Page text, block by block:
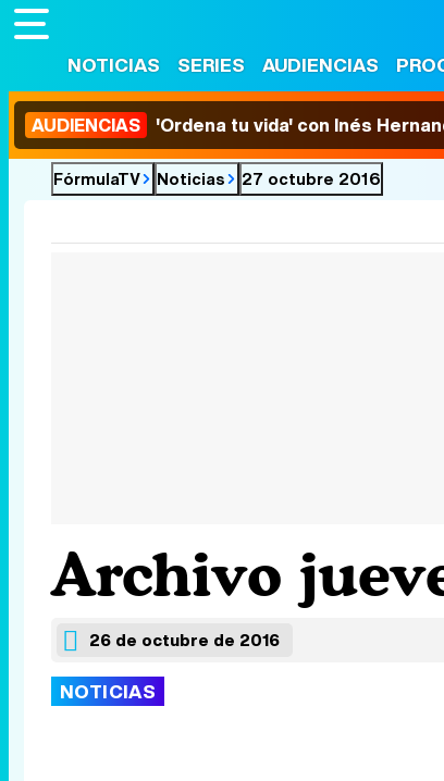
NOTICIAS SERIES AUDIENCIAS
AUDIENCIAS 'Ordena tu vida' con Inés
FórmulaTV Noticias 27 octubre 2016
Archivo
26 de octubre de 2016
NOTICIAS